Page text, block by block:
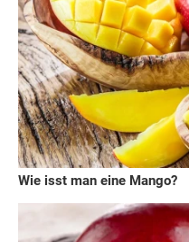
Wie isst man eine Mango?